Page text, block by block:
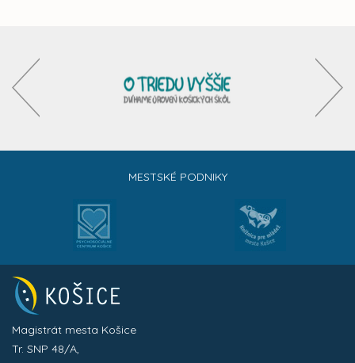
MESTSKÉ PODNIKY
Magistrát mesta Košice
Tr. SNP 48/A,